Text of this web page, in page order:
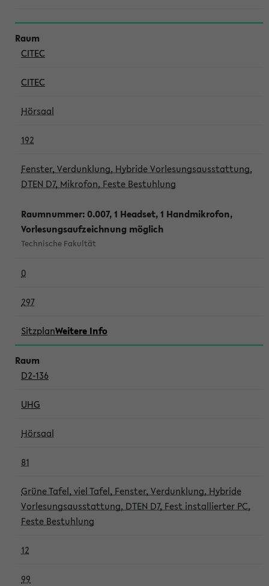
CITEC
CITEC
Hörsaal
192
Fenster, Verdunklung, Hybride Vorlesungsausstattung,
DTEN D7, Mikrofon, Feste Bestuhlung
Raumnummer: 0.007, 1 Headset, 1 Handmikrofon,
Vorlesungsaufzeichnung möglich
Technische Fakultät
0
297
SitzplanWeitere Info
D2-136
UHG
Hörsaal
81
Grüne Tafel, viel Tafel, Fenster, Verdunklung, Hybride
Vorlesungsausstattung, DTEN D7, Fest installierter PC,
Feste Bestuhlung
12
99